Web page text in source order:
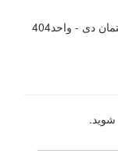
دی - واحد404
شوید.